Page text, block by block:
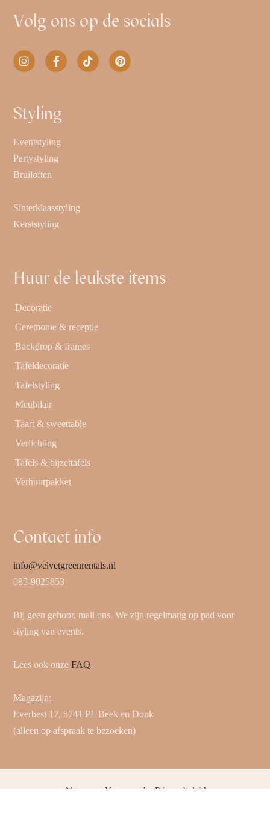
Volg ons op de socials
Styling
Eventstyling
Partystyling
Bruiloften
Sinterklaasstyling
Kerststyling
Huur de leukste items
Decoratie
Ceremonie & receptie
Backdrop & frames
Tafeldecoratie
Tafelstyling
Meubilair
Taart & sweettable
Verlichting
Tafels & bijzettafels
Verhuurpakket
Contact info
info@velvetgreenrentals.nl
085-9025853
Bij geen gehoor, mail ons. We zijn regelmatig op pad voor
styling van events.
Lees ook onzeFAQ.
Magazijn:
Everbest 17, 5741 PL Beek en Donk
(alleen op afspraak te bezoeken)
Algemene VoorwaardenPrivacybeleid